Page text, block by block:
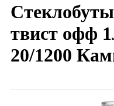
твист офф
20/1200